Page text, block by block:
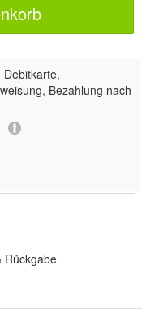
Bezahlung nach
Rückgabe